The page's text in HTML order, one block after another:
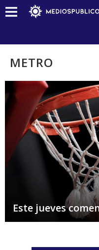
METRO
Este jueves